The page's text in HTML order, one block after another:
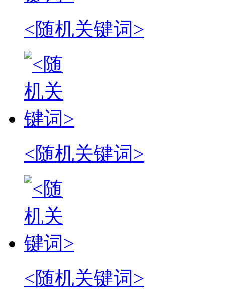
<随机关键词>
<随机关键词>
<随机关键词>